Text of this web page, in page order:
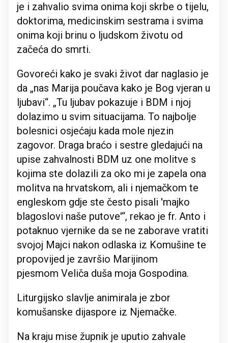
je i zahvalio svima onima koji skrbe o tijelu,
doktorima, medicinskim sestrama i svima
onima koji brinu o ljudskom životu od
začeća do smrti.
Govoreći kako je svaki život dar naglasio je
da „nas Marija poučava kako je Bog vjeran u
ljubavi“. „Tu ljubav pokazuje i BDM i njoj
dolazimo u svim situacijama. To najbolje
bolesnici osjećaju kada mole njezin
zagovor. Draga braćo i sestre gledajući na
upise zahvalnosti BDM uz one molitve s
kojima ste dolazili za oko mi je zapela ona
molitva na hrvatskom, ali i njemačkom te
engleskom gdje ste često pisali 'majko
blagoslovi naše putove'“, rekao je fr. Anto i
potaknuo vjernike da se ne zaborave vratiti
svojoj Majci nakon odlaska iz Komušine te
propovijed je završio Marijinom
pjesmom Veliča duša moja Gospodina.
Liturgijsko slavlje animirala je zbor
komušanske dijaspore iz Njemačke.
Na kraju mise župnik je uputio zahvale